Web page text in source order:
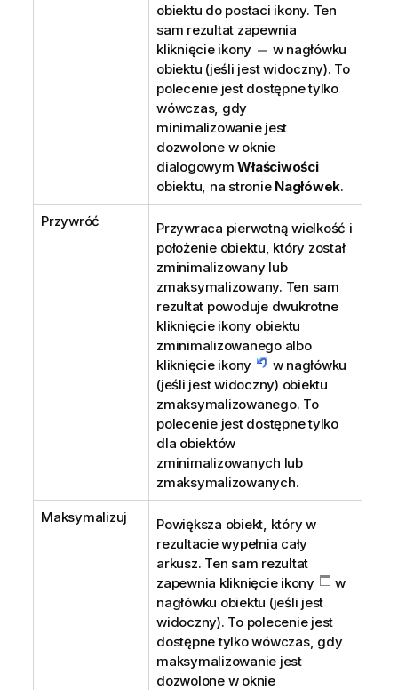
obiektu do postaci ikony. Ten
sam rezultat zapewnia
kliknięcie ikony
w nagłówku
obiektu (jeśli jest widoczny). To
polecenie jest dostępne tylko
wówczas, gdy
minimalizowanie jest
dozwolone w oknie
dialogowymWłaściwości
obiektu, na stronie Nagłówek.
Przywróć
Przywraca pierwotną wielkość i
położenie obiektu, który został
zminimalizowany lub
zmaksymalizowany. Ten sam
rezultat powoduje dwukrotne
kliknięcie ikony obiektu
zminimalizowanego albo
kliknięcie ikony
w nagłówku
(jeśli jest widoczny) obiektu
zmaksymalizowanego. To
polecenie jest dostępne tylko
dla obiektów
zminimalizowanych lub
zmaksymalizowanych.
Maksymalizuj
Powiększa obiekt, który w
rezultacie wypełnia cały
arkusz. Ten sam rezultat
zapewnia kliknięcie ikony
w
nagłówku obiektu (jeśli jest
widoczny). To polecenie jest
dostępne tylko wówczas, gdy
maksymalizowanie jest
dozwolone w oknie